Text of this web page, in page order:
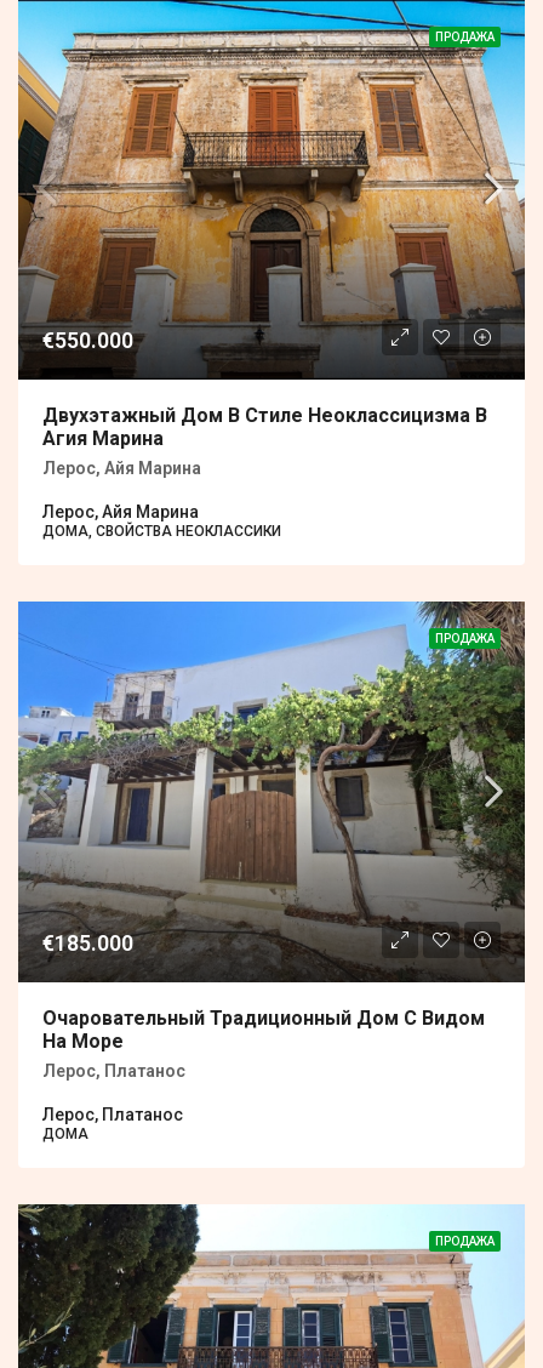
ПРОДАЖА
€550.000
Двухэтажный Дом В Стиле Неоклассицизма В
Агия Марина
Лерос, Айя Марина
Лерос, Айя Марина
ДОМА, СВОЙСТВА НЕОКЛАССИКИ
ПРОДАЖА
€185.000
Очаровательный Традиционный Дом С Видом
На Море
Лерос, Платанос
Лерос, Платанос
ДОМА
ПРОДАЖА